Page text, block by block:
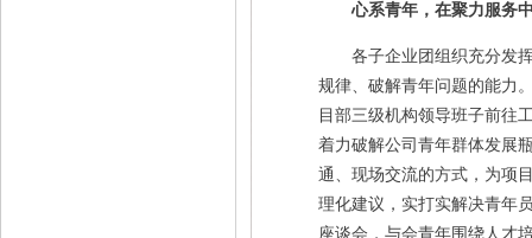
心系青年，在聚力服务
各子企业团组织充分发挥“
规律、破解青年问题的能力
目部三级机构领导班子前往
着力破解公司青年群体发展
通、现场交流的方式，为项
理化建议，实打实解决青年
座谈会，与会青年围绕人才